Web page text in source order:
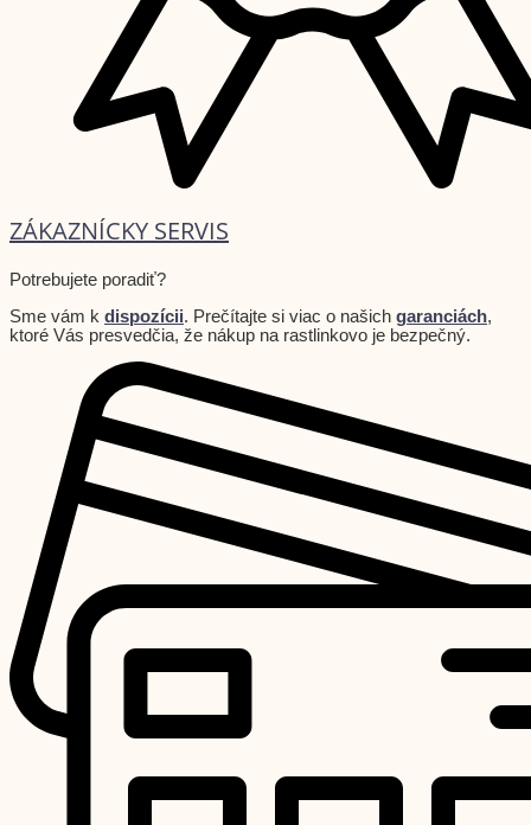
ZÁKAZNÍCKY SERVIS
Potrebujete poradiť?
Sme vám k dispozícii. Prečítajte si viac o našich garanciách,
ktoré Vás presvedčia, že nákup na rastlinkovo je bezpečný.